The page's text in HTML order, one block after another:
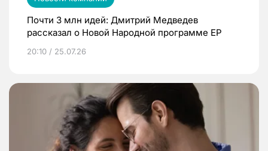
Почти 3 млн идей: Дмитрий Медведев
рассказал о Новой Народной программе ЕР
20:10 / 25.07.26